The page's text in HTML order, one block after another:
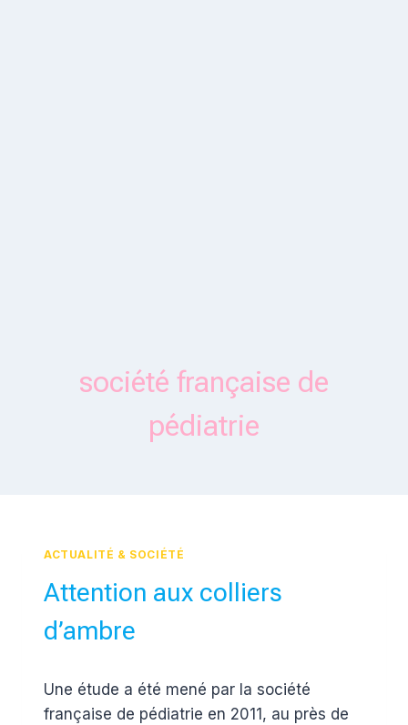
société française de
pédiatrie
ACTUALITÉ & SOCIÉTÉ
Attention aux colliers
d’ambre
Estelle
Une étude a été mené par la société
française de pédiatrie en 2011, au près de